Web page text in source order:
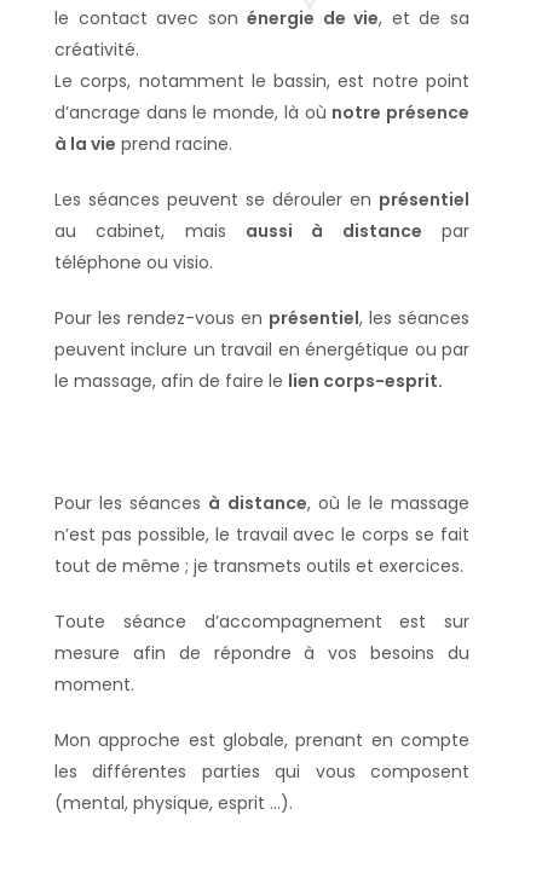
le contact avec sonénergie de vie, et de sa
créativité.
Le corps, notamment le bassin, est notre point
d’ancrage dans le monde, là où notre présence
à la vie prend racine.
Les séances peuvent se dérouler en présentiel
au cabinet, mais aussi à distance par
téléphone ou visio.
Pour les rendez-vous en présentiel, les séances
peuvent inclure un travail en énergétique ou par
le massage, afin de faire le lien corps-esprit.
Pour les séances à distance, où le le massage
n’est pas possible, le travail avec le corps se fait
tout de même ; je transmets outils et exercices.
Toute séance d’accompagnement est sur
mesure afin de répondre à vos besoins du
moment.
Mon approche est globale, prenant en compte
les différentes parties qui vous composent
(mental, physique, esprit …).